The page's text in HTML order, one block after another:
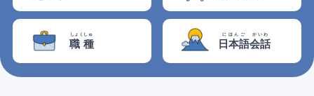
職種
しょくしゅ
日本語
にほんご
会話
かいわ